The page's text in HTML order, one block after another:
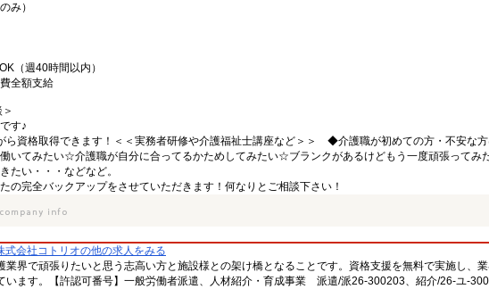
み）
（週40時間以内）
全額支給
す♪
ら資格取得できます！＜＜実務者研修や介護福祉士講座など＞＞ ◆介護職が初めての方・不安な
いてみたい☆介護職が自分に合ってるかためしてみたい☆ブランクがあるけどもう一度頑張ってみ
たい・・・などなど。
の完全バックアップをさせていただきます！何なりとご相談下さい！
式会社コトリオの他の求人をみる
業界で頑張りたいと思う志高い方と施設様との架け橋となることです。資格支援を無料で実施し、
います。【許認可番号】一般労働者派遣、人材紹介・育成事業 派遣/派26-300203、紹介/26-ユ-